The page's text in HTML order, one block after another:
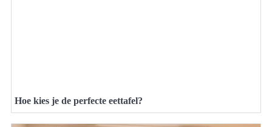
Hoe kies je de perfecte eettafel?